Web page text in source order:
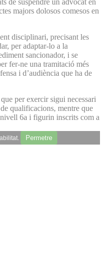
majors dolosos comesos en
disciplinari, precisant les
per adaptar-lo a la
sancionador, i se
fer-ne una tramitació més
i d’audiència que ha de
per exercir sigui necessari
qualificacions, mentre que
6a i figurin inscrits com a
Permetre